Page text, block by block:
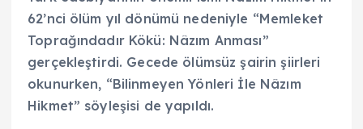
62’nci ölüm yıl dönümü nedeniyle “Memleket
Toprağındadır Kökü: Nâzım Anması”
gerçekleştirdi. Gecede ölümsüz şairin şiirleri
okunurken, “Bilinmeyen Yönleri İle Nâzım
Hikmet” söyleşisi de yapıldı.